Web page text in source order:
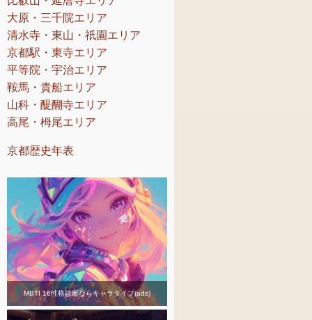
大原・三千院エリア
清水寺・東山・祇園エリア
京都駅・東寺エリア
平等院・宇治エリア
鞍馬・貴船エリア
山科・醍醐寺エリア
高尾・栂尾エリア
京都歴史年表
MBTI 16性格診断ならキャラタイプ(ads)